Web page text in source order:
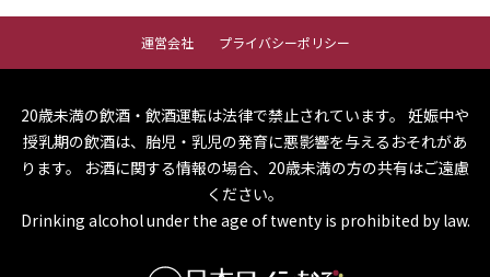
運営会社 プライバシーポリシー
20歳未満の飲酒・飲酒運転は法律で禁止されています。 妊娠中や
授乳期の飲酒は、胎児・乳児の発育に悪影響を与えるおそれがあ
ります。
お酒に関する情報の場合、20歳未満の方の共有はご遠慮
ください。
Drinking alcohol under the age of twenty is prohibited by law.